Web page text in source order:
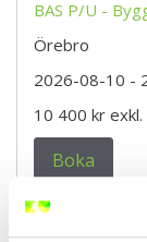
BAS P/U -
Örebro
2026-08-10 -
10 400 kr
Boka